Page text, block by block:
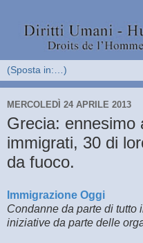
MERCOLEDÌ 24 APRILE 2013
Grecia: ennesimo
immigrati, 30 di
da fuoco.
Immigrazione Oggi
Condanne da parte di tutto
iniziative da parte delle